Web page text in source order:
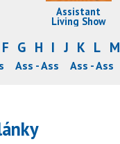
Assistant
Living Show
F G H I J K L M
Ass - Ass Ass - Ass